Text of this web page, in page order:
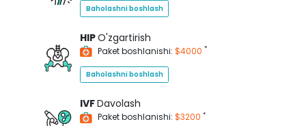
Baholashni boshlash
HIPO'zgartirish
Paket boshlanishi: $4000 *
Baholashni boshlash
IVFDavolash
Paket boshlanishi: $3200 *